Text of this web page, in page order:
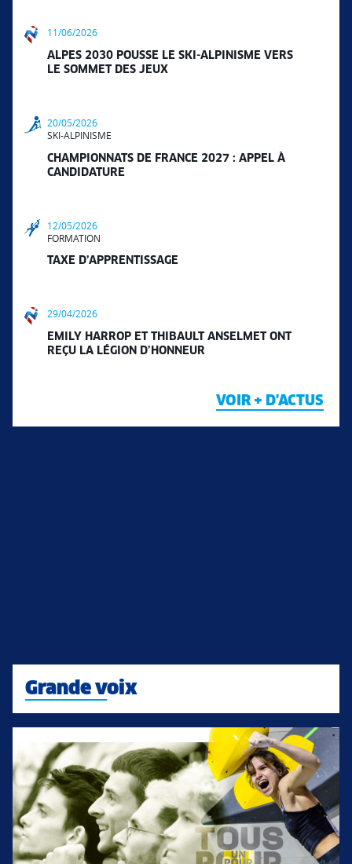
11/06/2026
ALPES 2030 POUSSE LE SKI-ALPINISME VERS
LE SOMMET DES JEUX
20/05/2026
SKI-ALPINISME
CHAMPIONNATS DE FRANCE 2027 : APPEL À
CANDIDATURE
12/05/2026
FORMATION
TAXE D’APPRENTISSAGE
29/04/2026
EMILY HARROP ET THIBAULT ANSELMET ONT
REÇU LA LÉGION D’HONNEUR
VOIR + D'ACTUS
Grande voix